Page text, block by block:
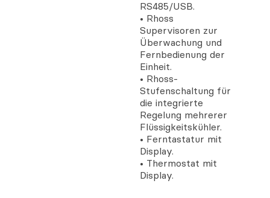
RS485/USB.
• Rhoss
Supervisoren zur
Überwachung und
Fernbedienung der
Einheit.
• Rhoss-
Stufenschaltung für
die integrierte
Regelung mehrerer
Flüssigkeitskühler.
• Ferntastatur mit
Display.
• Thermostat mit
Display.